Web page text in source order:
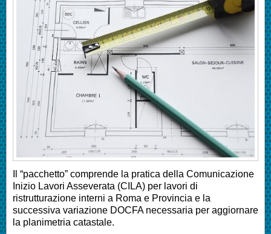
Il “pacchetto” comprende la pratica della Comunicazione
Inizio Lavori Asseverata (CILA) per lavori di
ristrutturazione interni a Roma e Provincia e la
successiva variazione DOCFA necessaria per aggiornare
la planimetria catastale.